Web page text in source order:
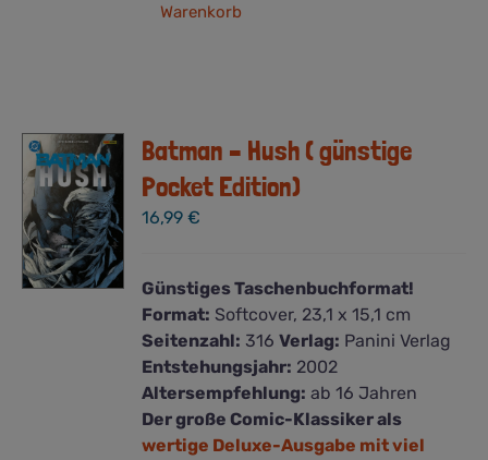
Warenkorb
Batman – Hush ( günstige
Pocket Edition)
16,99€
Günstiges Taschenbuchformat!
Format: Softcover, 23,1 x 15,1 cm
Seitenzahl: 316Verlag: Panini Verlag
Entstehungsjahr: 2002
Altersempfehlung: ab 16 Jahren
Der große Comic-Klassiker als
wertige Deluxe-Ausgabe mit viel